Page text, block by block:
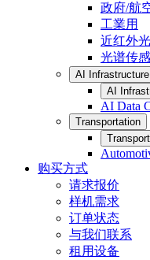
政府/航
工業用
近红外
光谱传感
AI
AI
AI Data
Transportation
购买方式
请求报价
样机需求
订单状态
与我们联系
租用设备